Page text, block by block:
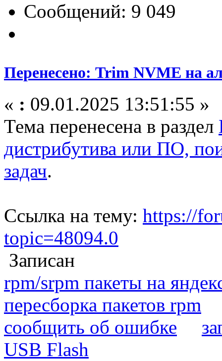
Сообщений: 9 049
Перенесено: Trim NVME на
« : 09.01.2025 13:51:55 »
Тема перенесена в раздел
дистрибутива или ПО,
задач.
Ссылка на тему: https://
topic=48094.0
Записан
rpm/srpm пакеты на
пересборка пакетов rpm
сообщить об ошибке
USB Flash